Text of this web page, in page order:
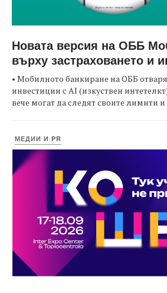
Новата версия на ОББ
върху застраховането и
• Мобилното банкиране на ОББ
инвестиции с AI (изкуствен
вече могат да следят своите лимити
МЕДИИ И PR